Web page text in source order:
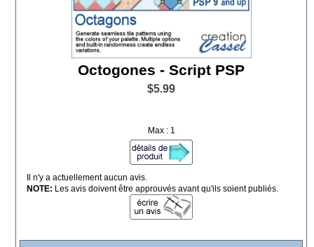
Octogones - Script PSP
$5.99
Max : 1
Il n'y a actuellement aucun avis.
NOTE: Les avis doivent être approuvés avant qu'ils soient publiés.